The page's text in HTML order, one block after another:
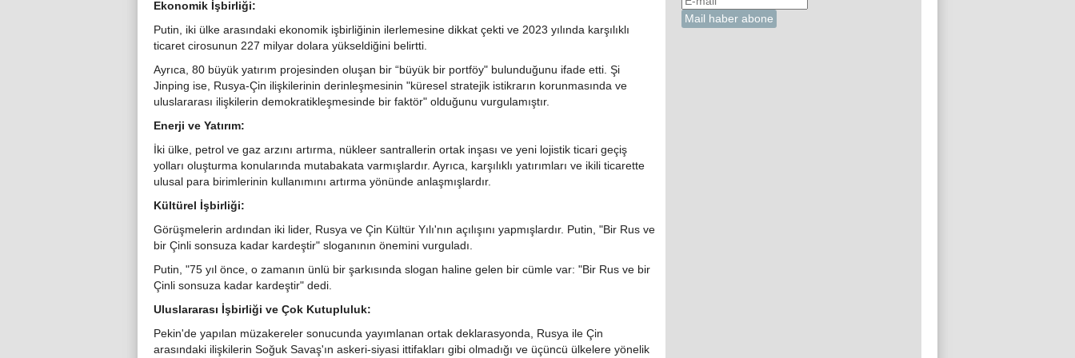
Ekonomik İşbirliği:
Putin, iki ülke arasındaki ekonomik işbirliğinin ilerlemesine dikkat çekti ve 2023 yılında karşılıklı
ticaret cirosunun 227 milyar dolara yükseldiğini belirtti.
Ayrıca, 80 büyük yatırım projesinden oluşan bir “büyük bir portföy" bulunduğunu ifade etti. Şi
Jinping ise, Rusya-Çin ilişkilerinin derinleşmesinin "küresel stratejik istikrarın korunmasında ve
uluslararası ilişkilerin demokratikleşmesinde bir faktör" olduğunu vurgulamıştır.
Enerji ve Yatırım:
İki ülke, petrol ve gaz arzını artırma, nükleer santrallerin ortak inşası ve yeni lojistik ticari geçiş
yolları oluşturma konularında mutabakata varmışlardır. Ayrıca, karşılıklı yatırımları ve ikili ticarette
ulusal para birimlerinin kullanımını artırma yönünde anlaşmışlardır.
Kültürel İşbirliği:
Görüşmelerin ardından iki lider, Rusya ve Çin Kültür Yılı'nın açılışını yapmışlardır. Putin, "Bir Rus ve
bir Çinli sonsuza kadar kardeştir" sloganının önemini vurguladı.
Putin, "75 yıl önce, o zamanın ünlü bir şarkısında slogan haline gelen bir cümle var: "Bir Rus ve bir
Çinli sonsuza kadar kardeştir" dedi.
Uluslararası İşbirliği ve Çok Kutupluluk:
Pekin'de yapılan müzakereler sonucunda yayımlanan ortak deklarasyonda, Rusya ile Çin
arasındaki ilişkilerin Soğuk Savaş'ın askeri-siyasi ittifakları gibi olmadığı ve üçüncü ülkelere yönelik